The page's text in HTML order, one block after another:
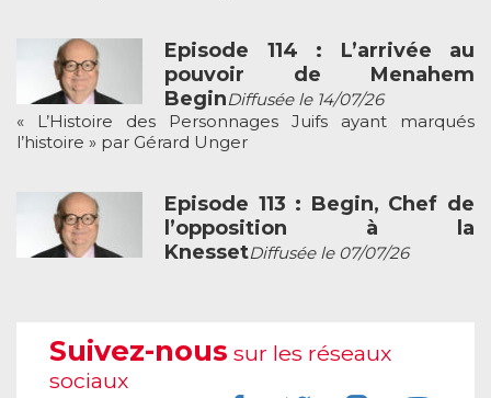
Episode 114 : L’arrivée au
pouvoir de Menahem
BeginDiffusée le 14/07/26
« L’Histoire des Personnages Juifs ayant marqués
l’histoire » par Gérard Unger
Episode 113 : Begin, Chef de
l’opposition à la
KnessetDiffusée le 07/07/26
Suivez-nous sur les réseaux
sociaux